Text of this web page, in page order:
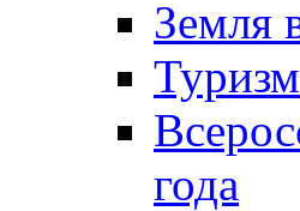
Земля
Туризм
года